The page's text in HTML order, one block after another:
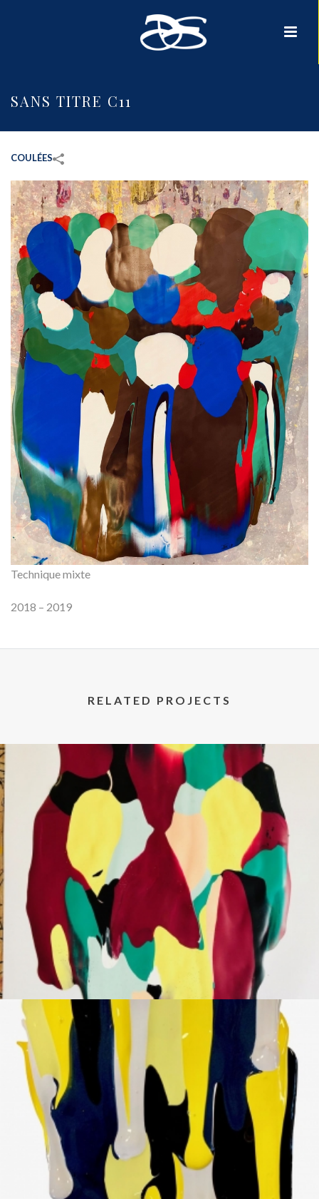
SANS TITRE C11
COULÉES
Technique mixte
2018 – 2019
RELATED PROJECTS